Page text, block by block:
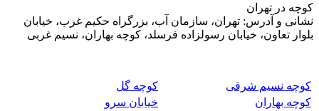
کوچه در تهران
نشانی و آدرس: تهران، سازمان آب، بزرگراه حکیم غرب، خیابان
بلوار تعاون، خیابان رسولزاده فرسلد، کوچه بهاران، نسیم غربی
کوچه نسیم شرقی
کوچه گل
کوچه بهاران
خیابان سرو